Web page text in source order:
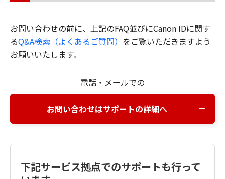
お問い合わせの前に、上記のFAQ並びにCanon IDに関す
るQ&A検索（よくあるご質問） をご覧いただきますよう
お願いいたします。
電話・メールでの
お問い合わせはサポートの詳細へ
下記サービス拠点でのサポートも行って